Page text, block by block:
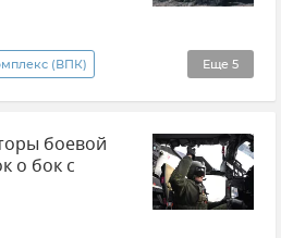
Еще 5
(ВПК)
Армия и флот
Новости СВО
боевой
о бок с